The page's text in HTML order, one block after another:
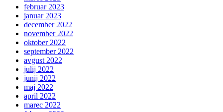
februar 2023
januar 2023
december 2022
november 2022
oktober 2022
september 2022
avgust 2022
julij 2022
junij 2022
maj 2022
april 2022
marec 2022